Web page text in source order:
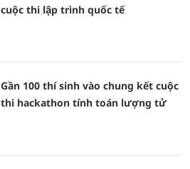
cuộc thi lập trình quốc tế
Gần 100 thí sinh vào chung kết cuộc
thi hackathon tính toán lượng tử